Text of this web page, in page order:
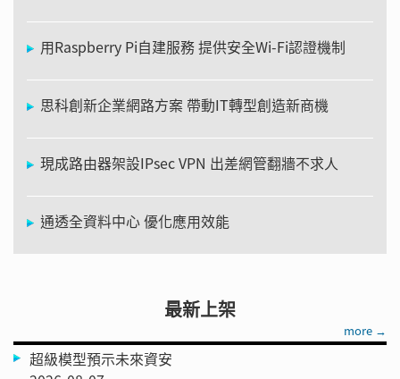
用Raspberry Pi自建服務 提供安全Wi-Fi認證機制
思科創新企業網路方案 帶動IT轉型創造新商機
現成路由器架設IPsec VPN 出差網管翻牆不求人
通透全資料中心 優化應用效能
最新上架
more →
超級模型預示未來資安